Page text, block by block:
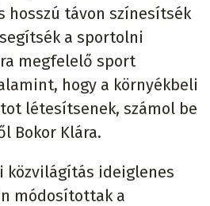
hosszú távon színesítsék
a sportolni
megfelelő sport
hogy a környékbeli
létesítsenek, számol be
Bokor Klára.
közvilágítás ideiglenes
módosítottak a